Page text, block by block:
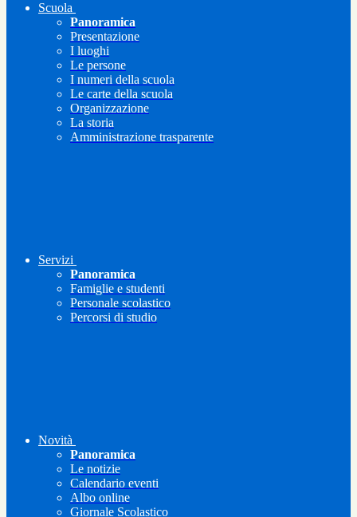
Scuola
Panoramica
Presentazione
I luoghi
Le persone
I numeri della scuola
Le carte della scuola
Organizzazione
La storia
Amministrazione trasparente
Servizi
Panoramica
Famiglie e studenti
Personale scolastico
Percorsi di studio
Novità
Panoramica
Le notizie
Calendario eventi
Albo online
Giornale Scolastico